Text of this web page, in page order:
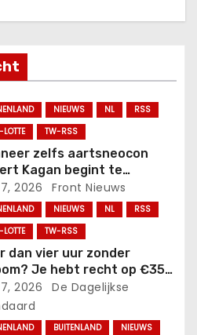
NIEUWS NL
RSS
TW-RSS
zelfs aartsneocon
Kagan begint te
2026 Front Nieuws
NIEUWS NL
RSS
TW-RSS
dan vier uur zonder
Je hebt recht op €35
loopt het bedrag
op.
2026
De Dagelijkse
BUITENLAND
NIEUWS